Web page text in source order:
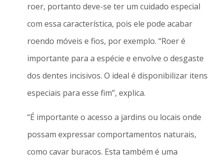
roer, portanto deve-se ter um cuidado especial
com essa característica, pois ele pode acabar
roendo móveis e fios, por exemplo. “Roer é
importante para a espécie e envolve o desgaste
dos dentes incisivos. O ideal é disponibilizar itens
especiais para esse fim”, explica.
“É importante o acesso a jardins ou locais onde
possam expressar comportamentos naturais,
como cavar buracos. Esta também é uma